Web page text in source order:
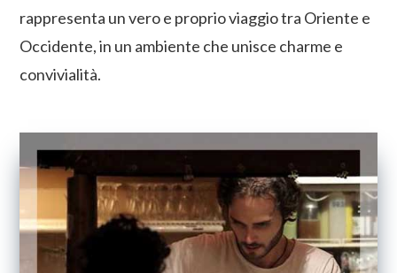
rappresenta un vero e proprio viaggio tra Oriente e
Occidente, in un ambiente che unisce charme e
convivialità.